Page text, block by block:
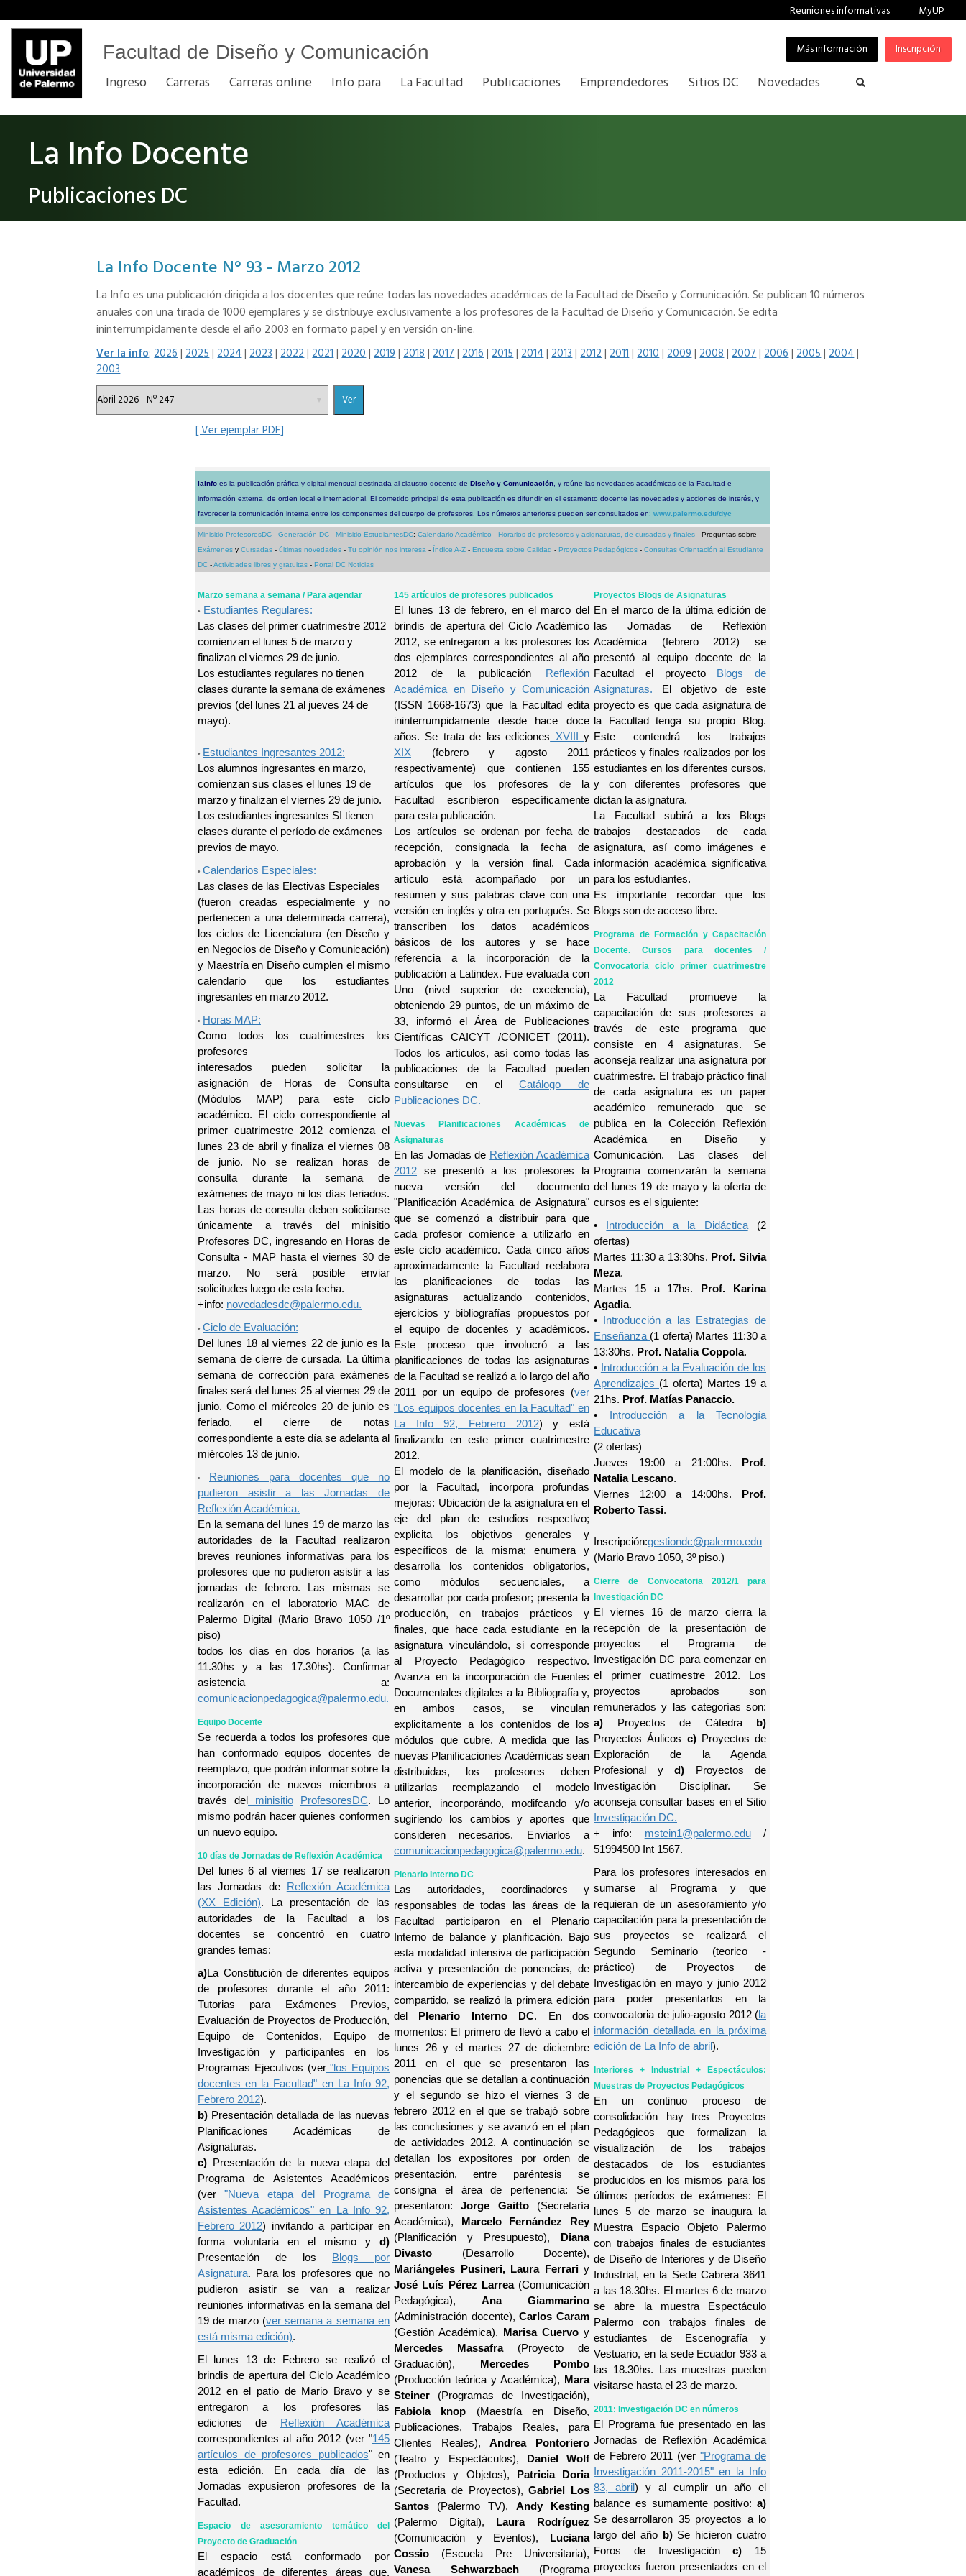
Reuniones informativas MyUP
Facultad de Diseño y Comunicación Inscripción
Más información
Ingreso Carreras Carreras online Info para La Facultad Publicaciones Emprendedores Sitios DC Novedades
La Info Docente
Publicaciones DC
La Info Docente N° 93 - Marzo 2012
La Info es una publicación dirigida a los docentes que reúne todas las novedades académicas de la Facultad de Diseño y Comunicación. Se publican 10 números
anuales con una tirada de 1000 ejemplares y se distribuye exclusivamente a los profesores de la Facultad de Diseño y Comunicación. Se edita
ininterrumpidamente desde el año 2003 en formato papel y en versión on-line.
Ver la info:2026|2025|2024|2023|2022|2021|2020|2019|2018|2017|2016|2015|2014|2013|2012|2011|2010|2009|2008|2007|2006|2005|2004|
2003
[ Ver ejemplar PDF]
lainfo es la publicación gráfica y digital mensual destinada al claustro docente de Diseño y Comunicación, y reúne las novedades académicas de la Facultad e
información externa, de orden local e internacional. El cometido principal de esta publicación es difundir en el estamento docente las novedades y acciones de interés, y
favorecer la comunicación interna entre los componentes del cuerpo de profesores. Los números anteriores pueden ser consultados en: www.palermo.edu/dyc
Minisitio ProfesoresDC - Generación DC - Minisitio EstudiantesDC: Calendario Académico - Horarios de profesores y asignaturas, de cursadas y finales - Preguntas sobre
Exámenes y Cursadas - últimas novedades - Tu opinión nos interesa - Índice A-Z - Encuesta sobre Calidad - Proyectos Pedagógicos - Consultas Orientación al Estudiante
DC -Actividades libres y gratuitas - Portal DC Noticias
Marzo semana a semana / Para agendar
• Estudiantes Regulares:
Las clases del primer cuatrimestre 2012
comienzan el lunes 5 de marzo y
finalizan el viernes 29 de junio.
Los estudiantes regulares no tienen
clases durante la semana de exámenes
previos (del lunes 21 al jueves 24 de
mayo).
• Estudiantes Ingresantes 2012:
Los alumnos ingresantes en marzo,
comienzan sus clases el lunes 19 de
marzo y finalizan el viernes 29 de junio.
Los estudiantes ingresantes SI tienen
clases durante el período de exámenes
previos de mayo.
• Calendarios Especiales:
Las clases de las Electivas Especiales
(fueron creadas especialmente y no
pertenecen a una determinada carrera),
los ciclos de Licenciatura (en Diseño y
en Negocios de Diseño y Comunicación)
y Maestría en Diseño cumplen el mismo
calendario que los estudiantes
ingresantes en marzo 2012.
• Horas MAP:
Como todos los cuatrimestres los
profesores
interesados pueden solicitar la
asignación de Horas de Consulta
(Módulos MAP) para este ciclo
académico. El ciclo correspondiente al
primer cuatrimestre 2012 comienza el
lunes 23 de abril y finaliza el viernes 08
de junio. No se realizan horas de
consulta durante la semana de
exámenes de mayo ni los días feriados.
Las horas de consulta deben solicitarse
únicamente a través del minisitio
Profesores DC, ingresando en Horas de
Consulta - MAP hasta el viernes 30 de
marzo. No será posible enviar
solicitudes luego de esta fecha.
+info: novedadesdc@palermo.edu.
• Ciclo de Evaluación:
Del lunes 18 al viernes 22 de junio es la
semana de cierre de cursada. La última
semana de corrección para exámenes
finales será del lunes 25 al viernes 29 de
junio. Como el miércoles 20 de junio es
feriado, el cierre de notas
correspondiente a este día se adelanta al
miércoles 13 de junio.
• Reuniones para docentes que no
pudieron asistir a las Jornadas de
Reflexión Académica.
En la semana del lunes 19 de marzo las
autoridades de la Facultad realizaron
breves reuniones informativas para los
profesores que no pudieron asistir a las
jornadas de febrero. Las mismas se
realizarón en el laboratorio MAC de
Palermo Digital (Mario Bravo 1050 /1º
piso)
todos los días en dos horarios (a las
11.30hs y a las 17.30hs). Confirmar
asistencia a:
comunicacionpedagogica@palermo.edu.
Equipo Docente
Se recuerda a todos los profesores que
han conformado equipos docentes de
reemplazo, que podrán informar sobre la
incorporación de nuevos miembros a
través del minisitio ProfesoresDC. Lo
mismo podrán hacer quienes conformen
un nuevo equipo.
10 días de Jornadas de Reflexión Académica
Del lunes 6 al viernes 17 se realizaron
las Jornadas de Reflexión Académica
(XX Edición). La presentación de las
autoridades de la Facultad a los
docentes se concentró en cuatro
grandes temas:
a)La Constitución de diferentes equipos
de profesores durante el año 2011:
Tutorias para Exámenes Previos,
Evaluación de Proyectos de Producción,
Equipo de Contenidos, Equipo de
Investigación y participantes en los
Programas Ejecutivos (ver"los Equipos
docentes en la Facultad" en La Info 92,
Febrero 2012).
b) Presentación detallada de las nuevas
Planificaciones Académicas de
Asignaturas.
c) Presentación de la nueva etapa del
Programa de Asistentes Académicos
(ver"Nueva etapa del Programa de
Asistentes Académicos" en La Info 92,
Febrero 2012) invitando a participar en
forma voluntaria en el mismo y d)
Presentación de los Blogs por
Asignatura. Para los profesores que no
pudieron asistir se van a realizar
reuniones informativas en la semana del
19 de marzo (ver semana a semana en
está misma edición).
El lunes 13 de Febrero se realizó el
brindis de apertura del Ciclo Académico
2012 en el patio de Mario Bravo y se
entregaron a los profesores las
ediciones de Reflexión Académica
correspondientes al año 2012 (ver "145
artículos de profesores publicados" en
esta edición. En cada día de las
Jornadas expusieron profesores de la
Facultad.
Espacio de asesoramiento temático del
Proyecto de Graduación
El espacio está conformado por
académicos de diferentes áreas que,
145 artículos de profesores publicados
El lunes 13 de febrero, en el marco del
brindis de apertura del Ciclo Académico
2012, se entregaron a los profesores los
dos ejemplares correspondientes al año
2012 de la publicación Reflexión
Académica en Diseño y Comunicación
(ISSN 1668-1673) que la Facultad edita
ininterrumpidamente desde hace doce
años. Se trata de las ediciones XVIIIy
XIX (febrero y agosto 2011
respectivamente) que contienen 155
artículos que los profesores de la
Facultad escribieron específicamente
para esta publicación.
Los artículos se ordenan por fecha de
recepción, consignada la fecha de
aprobación y la versión final. Cada
artículo está acompañado por un
resumen y sus palabras clave con una
versión en inglés y otra en portugués. Se
transcriben los datos académicos
básicos de los autores y se hace
referencia a la incorporación de la
publicación a Latindex. Fue evaluada con
Uno (nivel superior de excelencia),
obteniendo 29 puntos, de un máximo de
33, informó el Área de Publicaciones
Científicas CAICYT /CONICET (2011).
Todos los artículos, así como todas las
publicaciones de la Facultad pueden
consultarse en elCatálogo de
Publicaciones DC.
Nuevas Planificaciones Académicas de
Asignaturas
En las Jornadas de Reflexión Académica
2012 se presentó a los profesores la
nueva versión del documento
"Planificación Académica de Asignatura"
que se comenzó a distribuir para que
cada profesor comience a utilizarlo en
este ciclo académico. Cada cinco años
aproximadamente la Facultad reelabora
las planificaciones de todas las
asignaturas actualizando contenidos,
ejercicios y bibliografías propuestos por
el equipo de docentes y académicos.
Este proceso que involucró a las
planificaciones de todas las asignaturas
de la Facultad se realizó a lo largo del año
2011 por un equipo de profesores (ver
"Los equipos docentes en la Facultad" en
La Info 92, Febrero 2012) y está
finalizando en este primer cuatrimestre
2012.
El modelo de la planificación, diseñado
por la Facultad, incorpora profundas
mejoras: Ubicación de la asignatura en el
eje del plan de estudios respectivo;
explicita los objetivos generales y
específicos de la misma; enumera y
desarrolla los contenidos obligatorios,
como módulos secuenciales, a
desarrollar por cada profesor; presenta la
producción, en trabajos prácticos y
finales, que hace cada estudiante en la
asignatura vinculándolo, si corresponde
al Proyecto Pedagógico respectivo.
Avanza en la incorporación de Fuentes
Documentales digitales a la Bibliografía y,
en ambos casos, se vinculan
explicitamente a los contenidos de los
módulos que cubre. A medida que las
nuevas Planificaciones Académicas sean
distribuidas, los profesores deben
utilizarlas reemplazando el modelo
anterior, incorporándo, modifcando y/o
sugiriendo los cambios y aportes que
consideren necesarios. Enviarlos a
comunicacionpedagogica@palermo.edu.
Plenario Interno DC
Las autoridades, coordinadores y
responsables de todas las áreas de la
Facultad participaron en el Plenario
Interno de balance y planificación. Bajo
esta modalidad intensiva de participación
activa y presentación de ponencias, de
intercambio de experiencias y del debate
compartido, se realizó la primera edición
del Plenario Interno DC. En dos
momentos: El primero de llevó a cabo el
lunes 26 y el martes 27 de diciembre
2011 en el que se presentaron las
ponencias que se detallan a continuación
y el segundo se hizo el viernes 3 de
febrero 2012 en el que se trabajó sobre
las conclusiones y se avanzó en el plan
de actividades 2012. A continuación se
detallan los expositores por orden de
presentación, entre paréntesis se
consigna el área de pertenencia: Se
presentaron:Jorge Gaitto(Secretaría
Académica), Marcelo Fernández Rey
(Planificación y Presupuesto), Diana
Divasto (Desarrollo Docente),
Mariángeles Pusineri, Laura Ferrariy
José Luís Pérez Larrea(Comunicación
Pedagógica), Ana Giammarino
(Administración docente),Carlos Caram
(Gestión Académica), Marisa Cuervo y
Mercedes Massafra(Proyecto de
Graduación), Mercedes Pombo
(Producción teórica y Académica), Mara
Steiner (Programas de Investigación),
Fabiola knop (Maestría en Diseño,
Publicaciones, Trabajos Reales, para
Clientes Reales),Andrea Pontoriero
(Teatro y Espectáculos), Daniel Wolf
(Productos y Objetos), Patricia Doria
(Secretaria de Proyectos), Gabriel Los
Santos (Palermo TV), Andy Kesting
(Palermo Digital), Laura Rodríguez
(Comunicación y Eventos), Luciana
Cossio (Escuela Pre Universitaria),
Vanesa Schwarzbach (Programa
Proyectos Blogs de Asignaturas
En el marco de la última edición de
las Jornadas de Reflexión
Académica (febrero 2012) se
presentó al equipo docente de la
Facultad el proyecto Blogs de
Asignaturas. El objetivo de este
proyecto es que cada asignatura de
la Facultad tenga su propio Blog.
Este contendrá los trabajos
prácticos y finales realizados por los
estudiantes en los diferentes cursos,
y con diferentes profesores que
dictan la asignatura.
La Facultad subirá a los Blogs
trabajos destacados de cada
asignatura, así como imágenes e
información académica significativa
para los estudiantes.
Es importante recordar que los
Blogs son de acceso libre.
Programa de Formación y Capacitación
Docente. Cursos para docentes /
Convocatoria ciclo primer cuatrimestre
2012
La Facultad promueve la
capacitación de sus profesores a
través de este programa que
consiste en 4 asignaturas. Se
aconseja realizar una asignatura por
cuatrimestre. El trabajo práctico final
de cada asignatura es un paper
académico remunerado que se
publica en la Colección Reflexión
Académica en Diseño y
Comunicación. Las clases del
Programa comenzarán la semana
del lunes 19 de mayo y la oferta de
cursos es el siguiente:
• Introducción a la Didáctica(2
ofertas)
Martes 11:30 a 13:30hs. Prof. Silvia
Meza.
Martes 15 a 17hs. Prof. Karina
Agadia.
• Introducción a las Estrategias de
Enseñanza (1 oferta) Martes 11:30 a
13:30hs. Prof. Natalia Coppola.
• Introducción a la Evaluación de los
Aprendizajes (1 oferta) Martes 19 a
21hs. Prof. Matías Panaccio.
• Introducción a la Tecnología
Educativa
(2 ofertas)
Jueves 19:00 a 21:00hs. Prof.
Natalia Lescano.
Viernes 12:00 a 14:00hs. Prof.
Roberto Tassi.
Inscripción:gestiondc@palermo.edu
(Mario Bravo 1050, 3º piso.)
Cierre de Convocatoria 2012/1 para
Investigación DC
El viernes 16 de marzo cierra la
recepción de la presentación de
proyectos el Programa de
Investigación DC para comenzar en
el primer cuatimestre 2012. Los
proyectos aprobados son
remunerados y las categorías son:
a) Proyectos de Cátedra b)
Proyectos Áulicos c)Proyectos de
Exploración de la Agenda
Profesional y d) Proyectos de
Investigación Disciplinar. Se
aconseja consultar bases en el Sitio
Investigación DC.
+ info: mstein1@palermo.edu/
51994500 Int 1567.
Para los profesores interesados en
sumarse al Programa y que
requieran de un asesoramiento y/o
capacitación para la presentación de
sus proyectos se realizará el
Segundo Seminario (teorico -
práctico) de Proyectos de
Investigación en mayo y junio 2012
para poder presentarlos en la
convocatoria de julio-agosto 2012 (la
información detallada en la próxima
edición de La Info de abril).
Interiores + Industrial + Espectáculos:
Muestras de Proyectos Pedagógicos
En un continuo proceso de
consolidación hay tres Proyectos
Pedagógicos que formalizan la
visualización de los trabajos
destacados de los estudiantes
producidos en los mismos para los
últimos períodos de exámenes: El
lunes 5 de marzo se inaugura la
Muestra Espacio Objeto Palermo
con trabajos finales de estudiantes
de Diseño de Interiores y de Diseño
Industrial, en la Sede Cabrera 3641
a las 18.30hs. El martes 6 de marzo
se abre la muestra Espectáculo
Palermo con trabajos finales de
estudiantes de Escenografía y
Vestuario, en la sede Ecuador 933 a
las 18.30hs. Las muestras pueden
visitarse hasta el 23 de marzo.
2011: Investigación DC en números
El Programa fue presentado en las
Jornadas de Reflexión Académica
de Febrero 2011 (ver "Programa de
Investigación 2011-2015" en la Info
83, abril) y al cumplir un año el
balance es sumamente positivo: a)
Se desarrollaron 35 proyectos a lo
largo del año b)Se hicieron cuatro
Foros de Investigaciónc) 15
proyectos fueron presentados en el